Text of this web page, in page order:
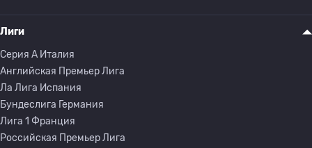
Лиги
Серия A Италия
Английская Премьер Лига
Ла Лига Испания
Бундеслига Германия
Лига 1 Франция
Российская Премьер Лига